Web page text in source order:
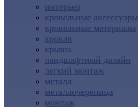
интерьер
кровельные аксессуары
кровельные материалы
кровля
крыша
ландшафтный дизайн
легкий монтаж
металл
металлочерепица
монтаж